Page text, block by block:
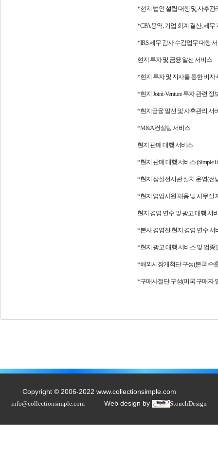
*현지 법인 설립 대행 및 사후관
*CPA 용역, 기업 회계 결산, 세
*IRS 세무 감사 수감업무 대행
현지 투자 및 금융 알선 서비스
*현지 투자 및 지사를 통한 비자
*현지 Joint-Venture 투자 관련 정
*현지금융 알선 및 사후관리 서
*M&A 컨설팅 서비스
현지 판매 대행 서비스
*현지 판매 대행 서비스
*현지 상설전시관 설치 운영(전
*현지 영업사원 채용 및 사무실
현지 경영 연수 및 광고 대행 서
*본사 경영진 현지 경영 연수 서
*현지 광고 대행 서비스 및 업종
*해외시장개척단 구성(본국 수
*구매사절단 구성(미국 구매자
Copyright © 2006-2022 www.collectionsimple.com
info@collectionsimple.com Web design by StouchDesign